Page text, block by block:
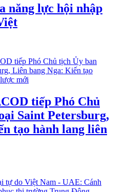
năng lực hội nhập
tiếp Phó Chủ
Saint Petersburg,
tạo hành lang liên